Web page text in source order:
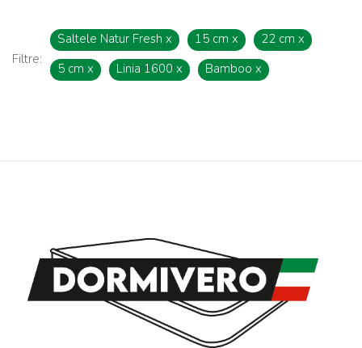
Filtre:
Saltele Natur Fresh x 15 cm x 22 cm x
5 cm x Linia 1600 x Bamboo x